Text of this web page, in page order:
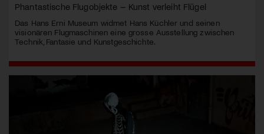
Phantastische Flugobjekte – Kunst verleiht Flügel
Das Hans Erni Museum widmet Hans Küchler und seinen
visionären Flugmaschinen eine grosse Ausstellung zwischen
Technik, Fantasie und Kunstgeschichte.